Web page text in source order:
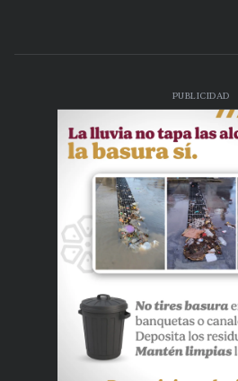
PUBLICIDAD